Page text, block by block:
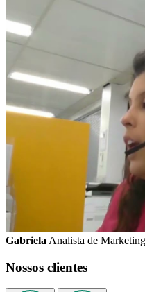
Gabriela Analista de
Nossos clientes